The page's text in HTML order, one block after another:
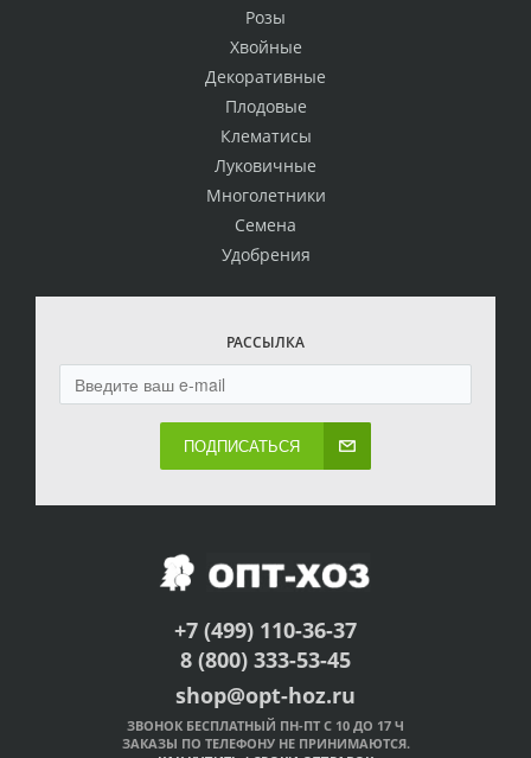
Розы
Хвойные
Декоративные
Плодовые
Клематисы
Луковичные
Многолетники
Семена
Удобрения
РАССЫЛКА
ПОДПИСАТЬСЯ
+7 (499) 110-36-37
8 (800) 333-53-45
shop@opt-hoz.ru
ЗВОНОК БЕСПЛАТНЫЙ ПН-ПТ С 10 ДО 17 Ч
ЗАКАЗЫ ПО ТЕЛЕФОНУ НЕ ПРИНИМАЮТСЯ.